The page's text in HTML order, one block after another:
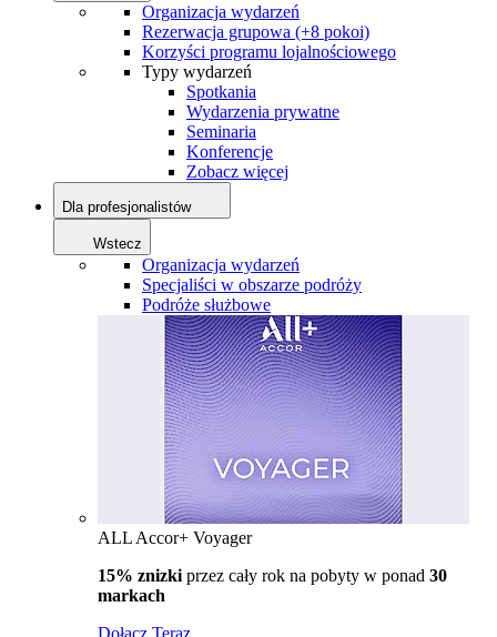
Organizacja wydarzeń
Rezerwacja grupowa (+8 pokoi)
Korzyści programu lojalnościowego
Typy wydarzeń
Spotkania
Wydarzenia prywatne
Seminaria
Konferencje
Zobacz więcej
Dla profesjonalistów
Wstecz
Organizacja wydarzeń
Specjaliści w obszarze podróży
Podróże służbowe
ALL Accor+ Voyager
15% znizki przez cały rok na pobyty w ponad 30
markach
Dołącz Teraz